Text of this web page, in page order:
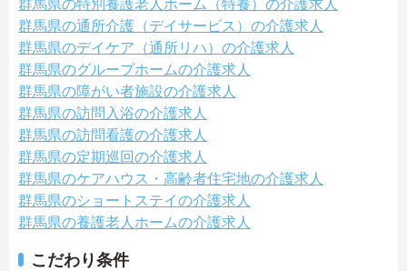
群馬県の特別養護老人ホーム（特養）の介護求人
群馬県の通所介護（デイサービス）の介護求人
群馬県のデイケア（通所リハ）の介護求人
群馬県のグループホームの介護求人
群馬県の障がい者施設の介護求人
群馬県の訪問入浴の介護求人
群馬県の訪問看護の介護求人
群馬県の定期巡回の介護求人
群馬県のケアハウス・高齢者住宅地の介護求人
群馬県のショートステイの介護求人
群馬県の養護老人ホームの介護求人
こだわり条件